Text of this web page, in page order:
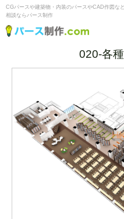
CGパースや建築物・内装のパースやCAD作図な
相談ならパース制作
020-各